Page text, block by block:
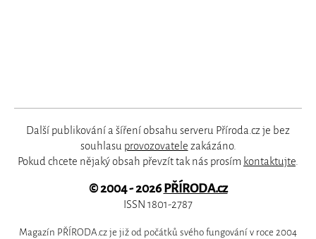
Další publikování a šíření obsahu serveru Příroda.cz je bez
souhlasu provozovatele zakázáno.
Pokud chcete nějaký obsah převzít tak nás prosím kontaktujte.
© 2004 - 2026PŘÍRODA.cz
ISSN 1801-2787
Magazín PŘÍRODA.cz je již od počátků svého fungování v roce 2004